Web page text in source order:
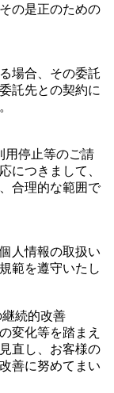
の是正のための
場合、その委託
託先との契約に
用停止等のご請
につきまして、
合理的な範囲で
人情報の取扱い
範を遵守いたし
続的改善
変化等を踏まえ
直し、お客様の
善に努めてまい